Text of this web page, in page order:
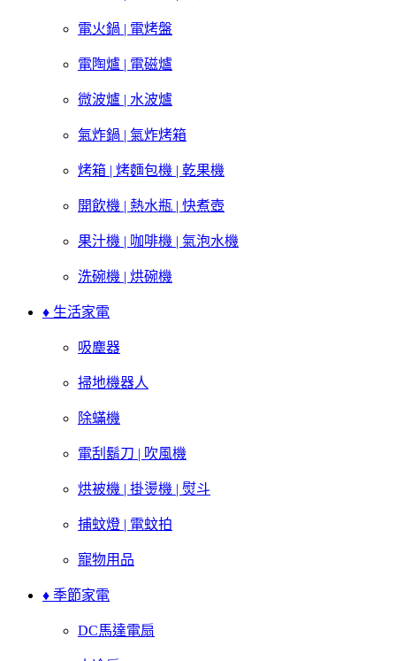
電火鍋 | 電烤盤
電陶爐 | 電磁爐
微波爐 | 水波爐
氣炸鍋 | 氣炸烤箱
烤箱 | 烤麵包機 | 乾果機
開飲機 | 熱水瓶 | 快煮壺
果汁機 | 咖啡機 | 氣泡水機
洗碗機 | 烘碗機
♦ 生活家電
吸塵器
掃地機器人
除蟎機
電刮鬍刀 | 吹風機
烘被機 | 掛燙機 | 熨斗
捕蚊燈 | 電蚊拍
寵物用品
♦ 季節家電
DC馬達電扇